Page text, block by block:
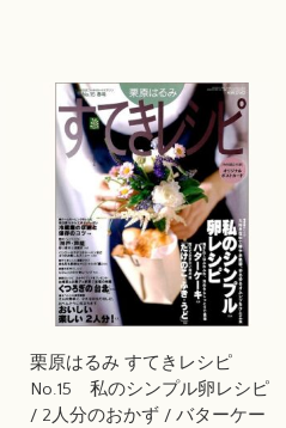
栗原はるみ すてきレシピ
No.15 私のシンプル卵レシピ
/ 2人分のおかず / バターケー